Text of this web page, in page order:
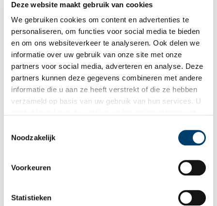
Deze website maakt gebruik van cookies
We gebruiken cookies om content en advertenties te
personaliseren, om functies voor social media te bieden
en om ons websiteverkeer te analyseren. Ook delen we
informatie over uw gebruik van onze site met onze
partners voor social media, adverteren en analyse. Deze
partners kunnen deze gegevens combineren met andere
informatie die u aan ze heeft verstrekt of die ze hebben
verzameld op basis van uw gebruik van hun services. U
Noodzakelijk
Voorkeuren
Statistieken
Publicatiedatum: 23/09/2014
Ontvang de nieuwsbrief
Wilt u op de hoogte blijven van de mooiste verhalen en het
laatste erfgoednieuws? Schrijf u dan nu in voor onze
wekelijkse nieuwsbrief!
Vul deze informatie aan of geef een reactie.